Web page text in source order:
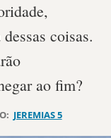
coisas.
ao fim?
JEREMIAS 5